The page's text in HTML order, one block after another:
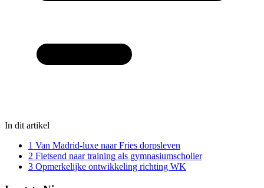
In dit artikel
1 Van Madrid-luxe naar Fries dorpsleven
2 Fietsend naar training als gymnasiumscholier
3 Opmerkelijke ontwikkeling richting WK